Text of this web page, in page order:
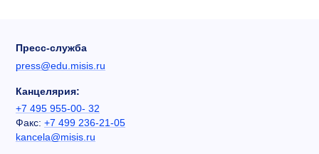
Пресс-служба
press@edu.misis.ru
Канцелярия:
+7 495 955-00- 32
Факс: +7 499 236-21-05
kancela@misis.ru